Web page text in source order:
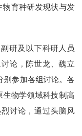
物育种研发现状与发
研及以下科研人员
论，陈世龙、魏立
别参加各组讨论。各
生物学领域科技制高
讨论，通过头脑风